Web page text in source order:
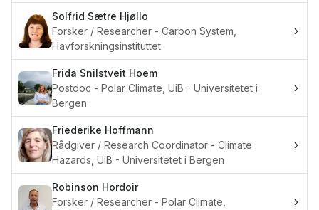
Solfrid Sætre Hjøllo
Forsker / Researcher - Carbon System,
Havforskningsinstituttet
Frida Snilstveit Hoem
Postdoc - Polar Climate, UiB - Universitetet i
Bergen
Friederike Hoffmann
Rådgiver / Research Coordinator - Climate
Hazards, UiB - Universitetet i Bergen
Robinson Hordoir
Forsker / Researcher - Polar Climate,